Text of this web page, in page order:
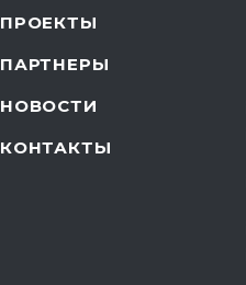
ПРОЕКТЫ
ПАРТНЕРЫ
НОВОСТИ
КОНТАКТЫ